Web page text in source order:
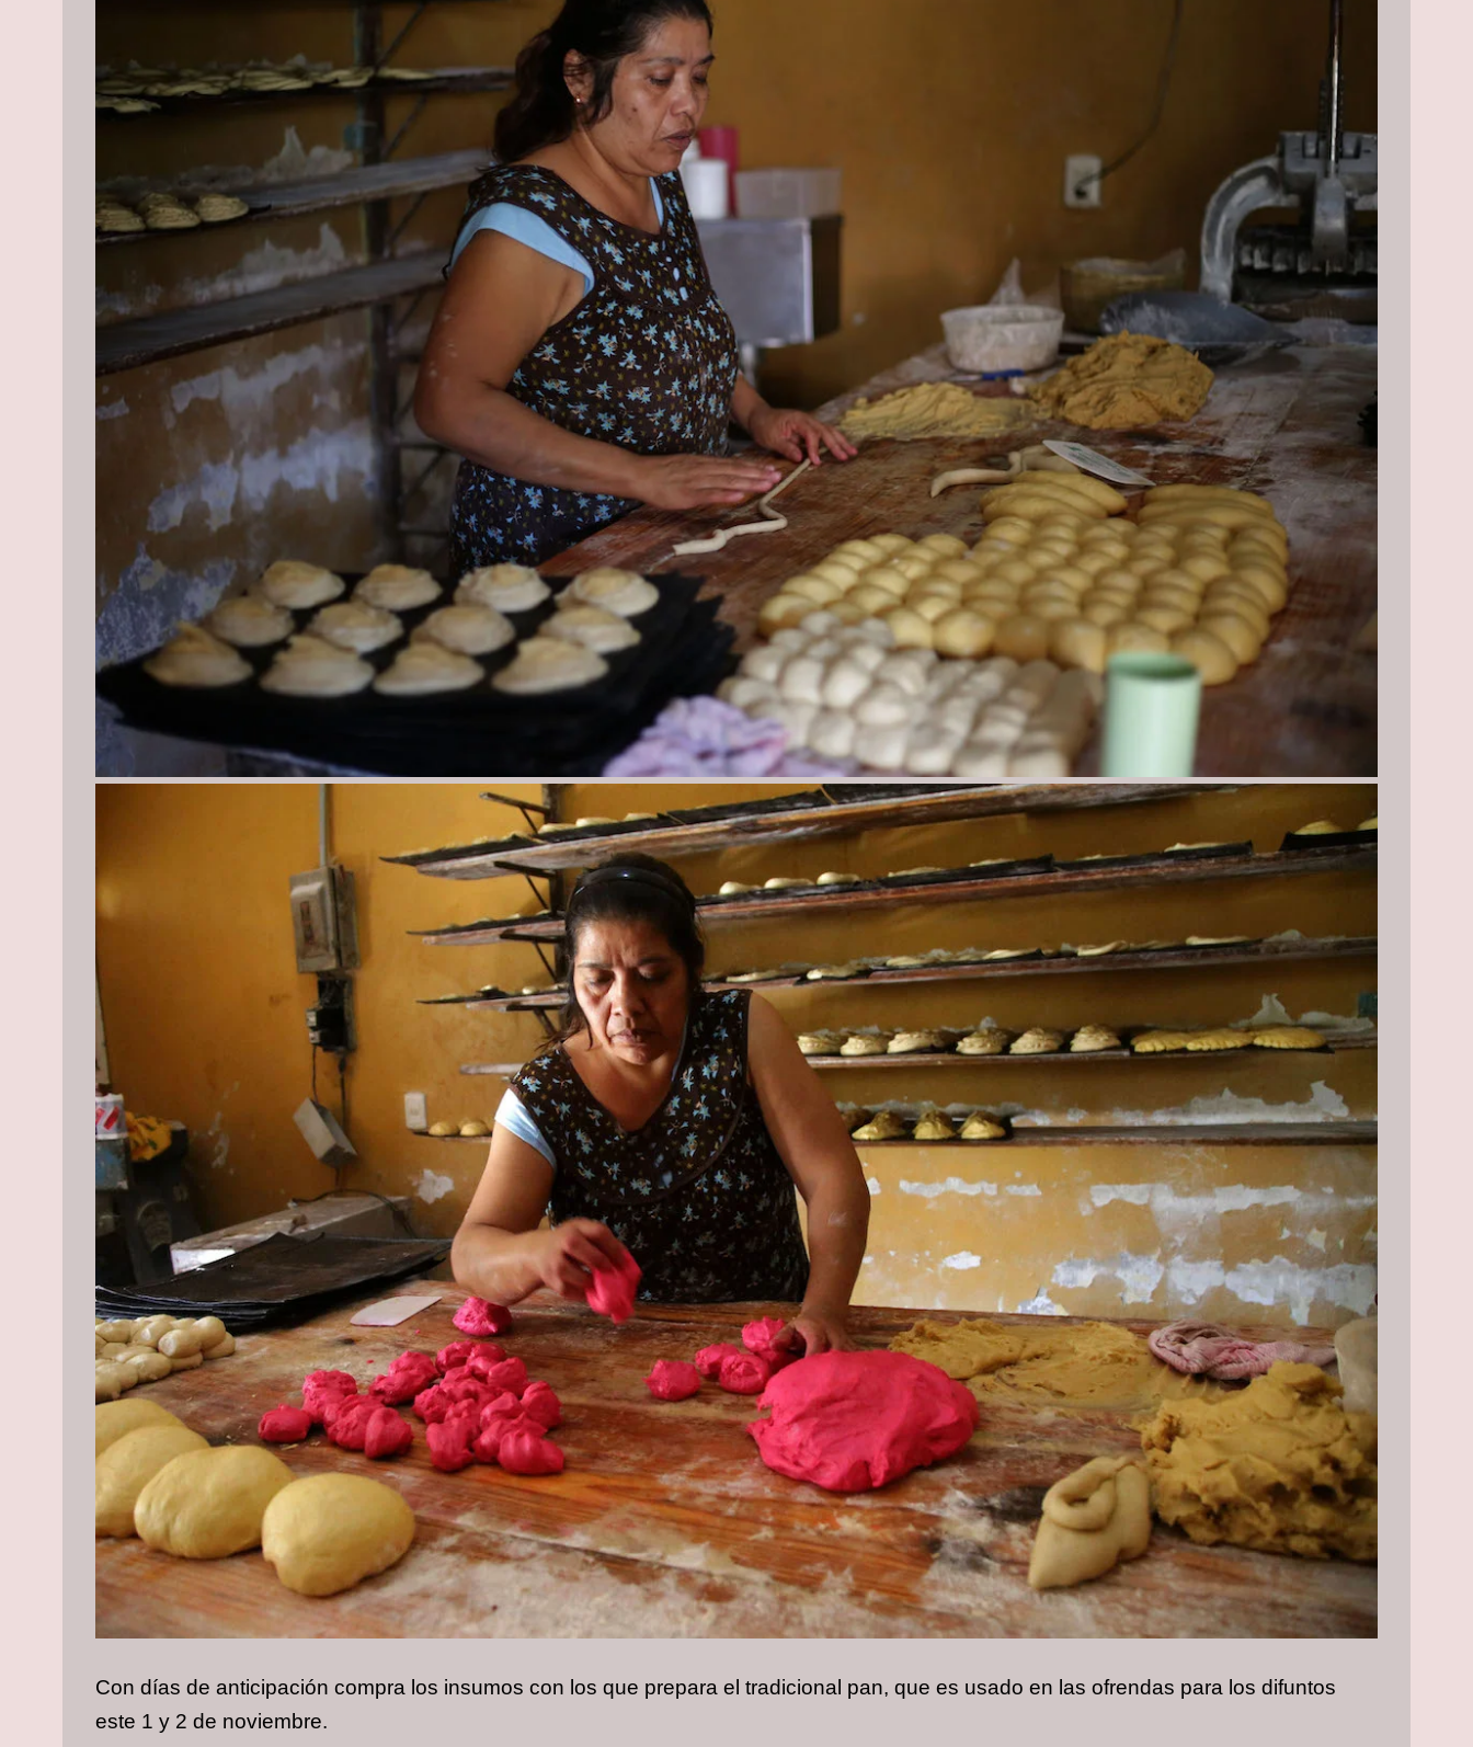
Con días de anticipación compra los insumos con los que prepara el tradicional pan, que es usado en las ofrendas para los difuntos
este 1 y 2 de noviembre.